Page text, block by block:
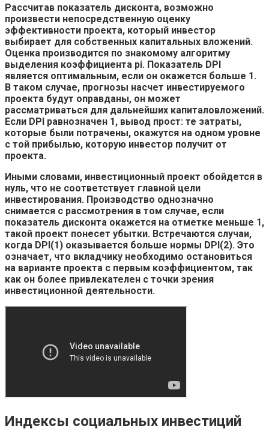
Рассчитав показатель дисконта, возможно
произвести непосредственную оценку
эффективности проекта, который инвестор
выбирает для собственных капитальных вложений.
Оценка производится по знакомому алгоритму
выделения коэффициента pi. Показатель DPI
является оптимальным, если он окажется больше 1.
В таком случае, прогнозы насчет инвестируемого
проекта будут оправданы, он может
рассматриваться для дальнейших капиталовложений.
Если DPI равнозначен 1, вывод прост: те затраты,
которые были потрачены, окажутся на одном уровне
с той прибылью, которую инвестор получит от
проекта.
Иными словами, инвестиционный проект обойдется в
нуль, что не соответствует главной цели
инвестирования. Производство однозначно
снимается с рассмотрения в том случае, если
показатель дисконта окажется на отметке меньше 1,
такой проект понесет убытки. Встречаются случаи,
когда DPI(1) оказывается больше нормы DPI(2). Это
означает, что вкладчику необходимо остановиться
на варианте проекта с первым коэффициентом, так
как он более привлекателен с точки зрения
инвестиционной деятельности.
Индексы социальных инвестиций